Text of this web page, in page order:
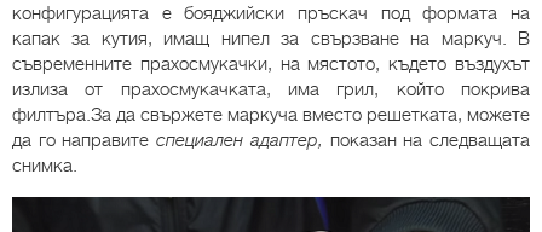
конфигурацията е бояджийски пръскач под формата на
капак за кутия, имащ нипел за свързване на маркуч. В
съвременните прахосмукачки, на мястото, където въздухът
излиза от прахосмукачката, има грил, който покрива
филтъра.За да свържете маркуча вместо решетката, можете
да го направитеспециален адаптер, показан на следващата
снимка.